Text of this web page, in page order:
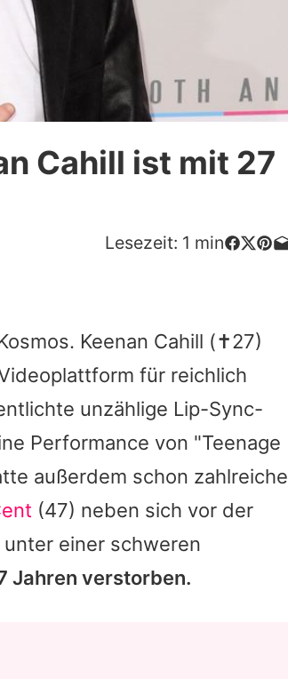
Cahill ist mit 27
Lesezeit: 1 min
Keenan Cahill (✝27)
für reichlich
unzählige Lip-Sync-
Performance von "Teenage
außerdem schon zahlreiche
(47) neben sich vor der
unter einer schweren
Jahren verstorben.